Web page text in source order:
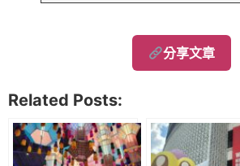
分享文章
Related Posts: